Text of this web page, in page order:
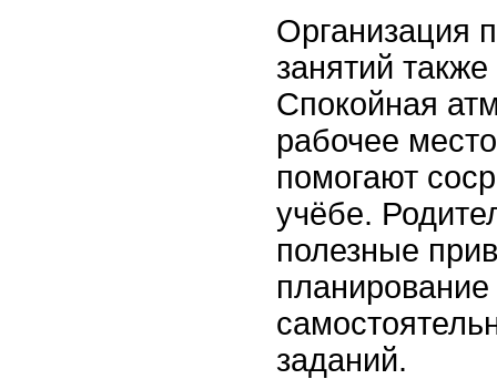
Организация
занятий
Спокойная
рабочее
помогают
учёбе.
полезные
заданий.